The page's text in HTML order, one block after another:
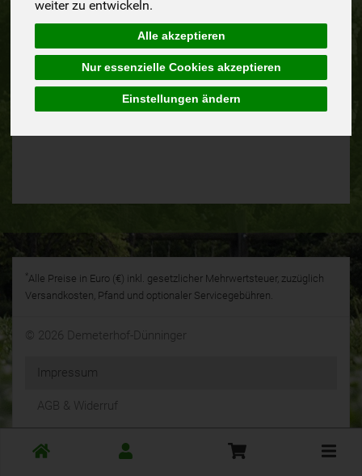
weiter zu entwickeln.
Alle akzeptieren
Nur essenzielle Cookies akzeptieren
Einstellungen ändern
Internet: http://demeterhof-duenninger.de
Als Onlinehändler sind wir info@demeterhof-duenninger.de
rechtlich verpflichtet, Sie auf die Plattform zur
Onlinestreitschlichtung (OS) der Europäischen Kommission
hinzuweisen. Diese ist über folgende Internetadresse
http://ec.europa.eu/consumers/odr/
*Alle Preise in Euro (€) inkl. gesetzlicher Mehrwertsteuer, zuzüglich
Versandkosten, Pfand und optionaler Servicegebühren.
© 2026 Demeterhof-Dünninger
Impressum
AGB & Widerruf
Toggle